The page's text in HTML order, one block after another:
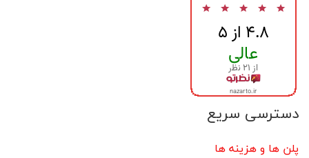
دسترسی سریع
پلن ها و هزینه ها